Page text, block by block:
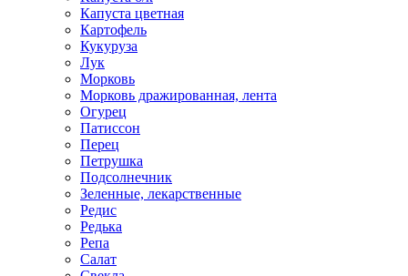
Капуста цветная
Картофель
Кукуруза
Лук
Морковь
Морковь дражированная, лента
Огурец
Патиссон
Перец
Петрушка
Подсолнечник
Зеленные, лекарственные
Редис
Редька
Репа
Салат